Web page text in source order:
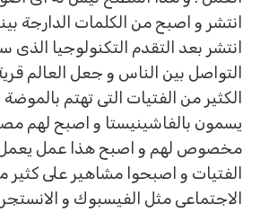
انتشر و اصبح من الكلمات الدارجة
انتشر بعد التقدم التكنولوجيا الذى
التواصل بين الناس و جعل العالم
الكثير من الفتيات التى تهتم بالموضة
يسمون بالفاشينيستا و اصبح لهم
مخصوص لهم و اصبح هذا عمل يعمل
الفتيات و اصبحوا مشاهير على كثير
الاجتماعى مثل الفيسبوك و